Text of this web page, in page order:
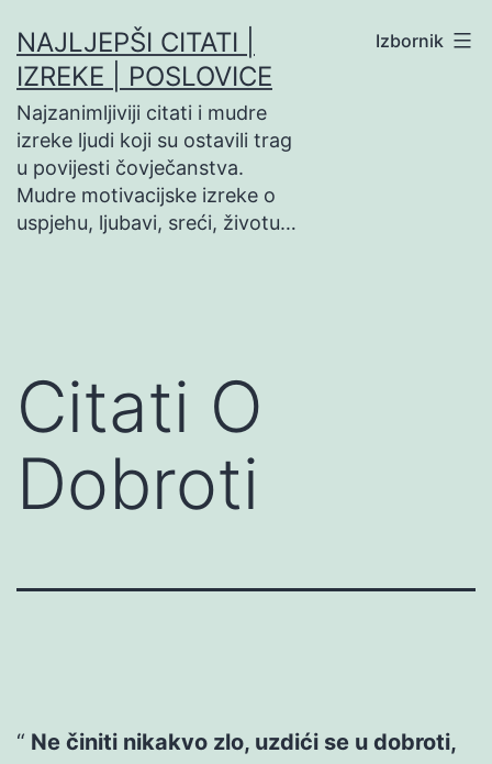
na
sadržaj
NAJLJEPŠI CITATI |
IZREKE | POSLOVICE
Najzanimljiviji citati i mudre
izreke ljudi koji su ostavili trag
u povijesti čovječanstva.
Mudre motivacijske izreke o
uspjehu, ljubavi, sreći, životu…
Izbornik
Citati O
Dobroti
Ne činiti nikakvo zlo, uzdići se u dobroti,